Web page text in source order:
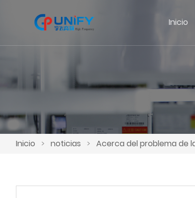
Inicio
Inicio > noticias > Acerca del problema de